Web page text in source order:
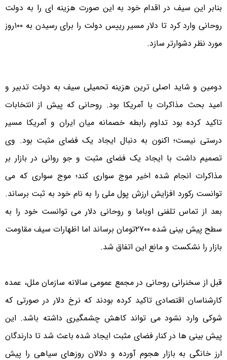
بنابر این سیف در اقدام خود به این صورت هزینه ای را به دولت
روحانی وارد کرد تا دلار مسیر رییس دولت را برای رسیدن به ۱۰۰روز
مورد نظر دشوارتر سازد.
دومین و شاید اصلی ترین هزینه تحمیلی سیف به دولت تدبیر و
امید بحث مذاکرات با آمریکا بود. روحانی که پیش از انتخابات
تاکید کرده بود تداوم رابطه خصمانه میان ایران و آمریکا مسیر
درستی نیست؛ اکنون به دنبال ایجاد یک فضای مثبت بود. وی
تصمیم داشت با ایجاد یک فضای مثبت و جو روانی در بازار بر
مذاکرات انجام شده اخیر موج سواری کند؛ موج سواری که می
توانست رکورد افزایش ارزش پول ملی را به نام خود به ثبت برساند.
بعد از تماس تلفنی اوباما و روحانی دلار می توانست خود را به
سطح پیش بینی شده ۲۷۰۰تومان برساند اما اظهارات سیف مقاومت
بازار را نشکست و مانع این اتفاق شد.
قبل از سخنرانی روحانی در مجمع عمومی سالانه سازمان ملل، عمده
کارشناسان اقتصادی تاکید کرده بودند که نرخ دلار در صورتی که
شوکی وارد نشود می تواند کاهش چشمگیری داشته باشد. این
پیش بینی ها در کنار فضای مثبت ایجاد شده باعث شد تا دارندگان
ارز خانگی به بازار هجوم آورده و دلالان روزهای سیاهی را پیش